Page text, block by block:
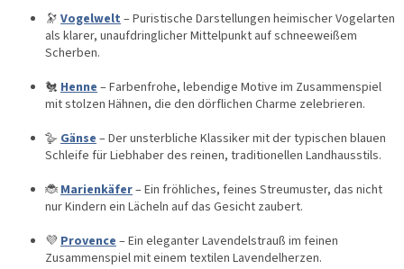
🔭 Vogelwelt– Puristische Darstellungen heimischer Vogelarten
als klarer, unaufdringlicher Mittelpunkt auf schneeweißem
Scherben.
🐔 Henne– Farbenfrohe, lebendige Motive im Zusammenspiel
mit stolzen Hähnen, die den dörflichen Charme zelebrieren.
🪿 Gänse– Der unsterbliche Klassiker mit der typischen blauen
Schleife für Liebhaber des reinen, traditionellen Landhausstils.
🐞Marienkäfer– Ein fröhliches, feines Streumuster, das nicht
nur Kindern ein Lächeln auf das Gesicht zaubert.
💜 Provence– Ein eleganter Lavendelstrauß im feinen
Zusammenspiel mit einem textilen Lavendelherzen.